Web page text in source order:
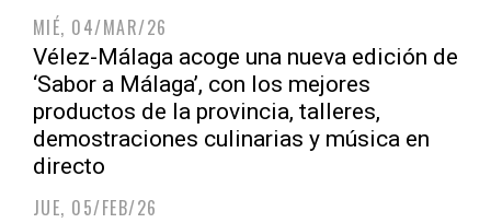
MIÉ, 04/MAR/26
Vélez-Málaga acoge una nueva edición de
‘Sabor a Málaga’, con los mejores
productos de la provincia, talleres,
demostraciones culinarias y música en
directo
JUE, 05/FEB/26